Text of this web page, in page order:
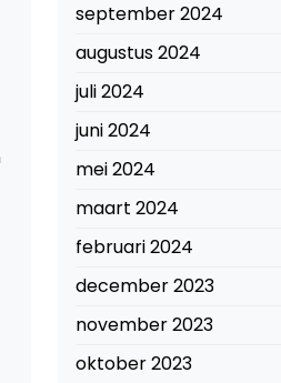
september 2024
augustus 2024
juli 2024
juni 2024
mei 2024
maart 2024
februari 2024
december 2023
november 2023
oktober 2023